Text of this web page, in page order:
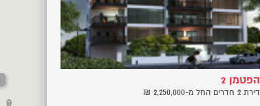
הפטמן 2
דירת 2 חדרים החל מ-2,250,000 ₪